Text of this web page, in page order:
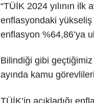
“TÜİK 2024 yılının ilk
enflasyondaki yükseliş
enflasyon %64,86’ya
Bilindiği gibi
ayında kamu
TÜİK’in açıkladığı